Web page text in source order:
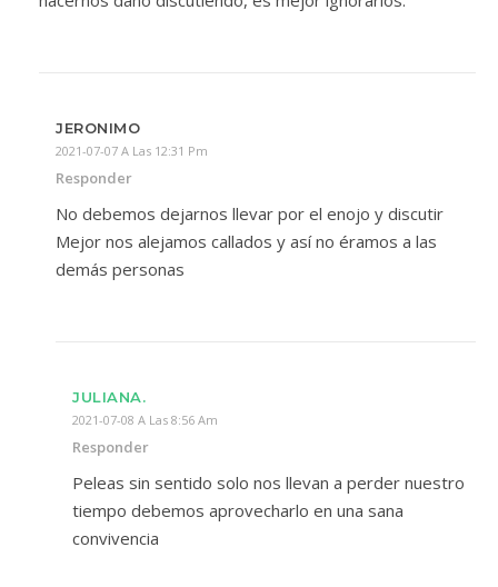
JERONIMO
2021-07-07 A Las 12:31 Pm
Responder
No debemos dejarnos llevar por el enojo y discutir
Mejor nos alejamos callados y así no éramos a las
demás personas
JULIANA.
2021-07-08 A Las 8:56 Am
Responder
Peleas sin sentido solo nos llevan a perder nuestro
tiempo debemos aprovecharlo en una sana
convivencia